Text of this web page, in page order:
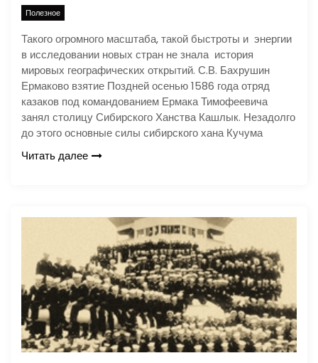
Полезное
Такого огромного масштаба, такой быстроты и энергии
в исследовании новых стран не знала история
мировых географических открытий. С.В. Бахрушин
Ермаково взятие Поздней осенью 1586 года отряд
казаков под командованием Ермака Тимофеевича
занял столицу Сибирского Ханства Кашлык. Незадолго
до этого основные силы сибирского хана Кучума
Читать далее